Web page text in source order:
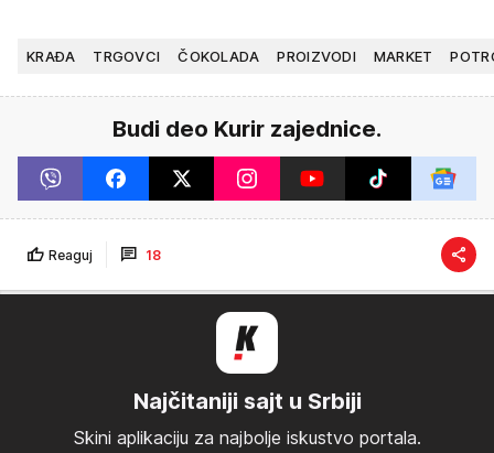
KRAĐA TRGOVCI ČOKOLADA PROIZVODI MARKET
Budi deo Kurir zajednice.
Reaguj 18
Najčitaniji sajt u Srbiji
Skini aplikaciju za najbolje iskustvo portala.